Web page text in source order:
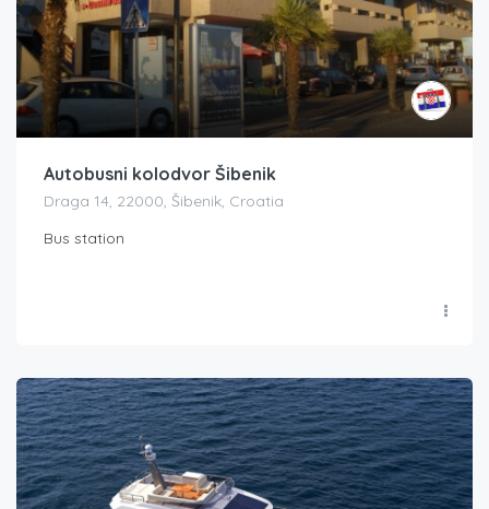
Autobusni kolodvor Šibenik
Draga 14, 22000, Šibenik, Croatia
Bus station